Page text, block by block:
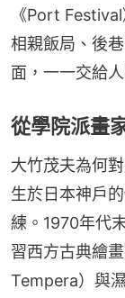
《Port
相親飯局、後
面，一一交給
從學院派畫
大竹茂夫為何
生於日本神戶
練。1970年代
習西方古典繪
Tempera）與